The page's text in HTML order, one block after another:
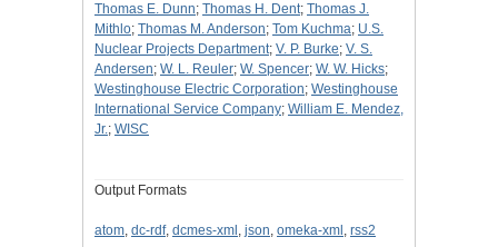
Thomas E. Dunn; Thomas H. Dent; Thomas J.
Mithlo; Thomas M. Anderson; Tom Kuchma; U.S.
Nuclear Projects Department; V. P. Burke; V. S.
Andersen; W. L. Reuler; W. Spencer; W. W. Hicks;
Westinghouse Electric Corporation; Westinghouse
International Service Company; William E. Mendez,
Jr.; WISC
Output Formats
atom, dc-rdf, dcmes-xml , json, omeka-xml , rss2